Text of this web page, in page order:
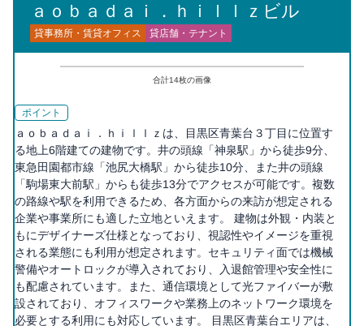
ａｏｂａｄａｉ．ｈｉｌｌｚビル
貸事務所・賃貸オフィス 貸店舗・テナント
合計14枚の画像
ポイント
ａｏｂａｄａｉ．ｈｉｌｌｚは、目黒区青葉台３丁目に位置す
る地上6階建ての建物です。井の頭線「神泉駅」から徒歩9分、
東急田園都市線「池尻大橋駅」から徒歩10分、また井の頭線
「駒場東大前駅」からも徒歩13分でアクセスが可能です。複数
の路線や駅を利用できるため、各方面からの来訪が想定される
企業や事業所にも適した立地といえます。 建物は外観・内装と
もにデザイナーズ仕様となっており、視認性やイメージを重視
される業態にも利用が想定されます。セキュリティ面では機械
警備やオートロックが導入されており、入退館管理や安全性に
も配慮されています。また、通信環境として光ファイバーが敷
設されており、オフィスワークや業務上のネットワーク環境を
必要とする利用にも対応しています。 目黒区青葉台エリアは、